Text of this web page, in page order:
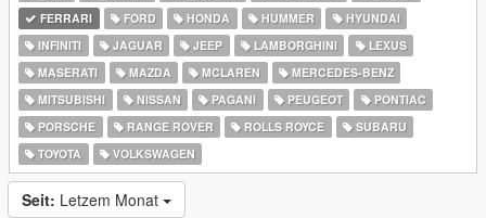
FERRARI
FORD HONDA HUMMER
HYUNDAI
INFINITI
JAGUAR JEEP LAMBORGHINI
LEXUS
MASERATI
MAZDA MCLAREN
MERCEDES-BENZ
MITSUBISHI
NISSAN PAGANI PEUGEOT
PONTIAC
PORSCHE
RANGE ROVER ROLLS ROYCE
SUBARU
TOYOTA
VOLKSWAGEN
Seit: Letzem Monat